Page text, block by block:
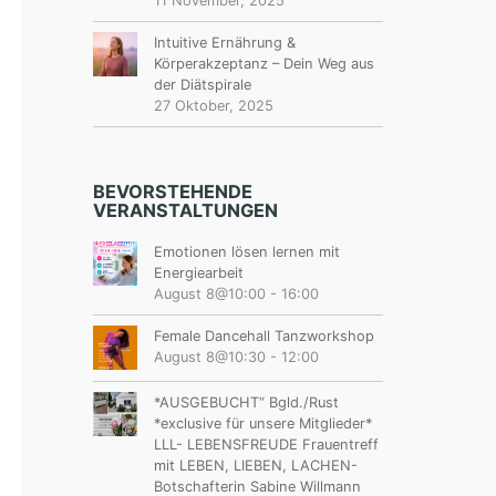
Intuitive Ernährung &
Körperakzeptanz – Dein Weg aus
der Diätspirale
27 Oktober, 2025
BEVORSTEHENDE
VERANSTALTUNGEN
Emotionen lösen lernen mit
Energiearbeit
August 8@10:00- 16:00
Female Dancehall Tanzworkshop
August 8@10:30- 12:00
*AUSGEBUCHT“ Bgld./Rust
*exclusive für unsere Mitglieder*
LLL- LEBENSFREUDE Frauentreff
mit LEBEN, LIEBEN, LACHEN-
Botschafterin Sabine Willmann